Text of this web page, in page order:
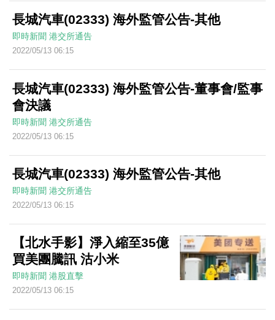
長城汽車(02333) 海外監管公告-其他
即時新聞 港交所通告
2022/05/13 06:15
長城汽車(02333) 海外監管公告-董事會/監事
會決議
即時新聞 港交所通告
2022/05/13 06:15
長城汽車(02333) 海外監管公告-其他
即時新聞 港交所通告
2022/05/13 06:15
【北水手影】淨入縮至35億
買美團騰訊 沽小米
即時新聞 港股直擊
2022/05/13 06:15